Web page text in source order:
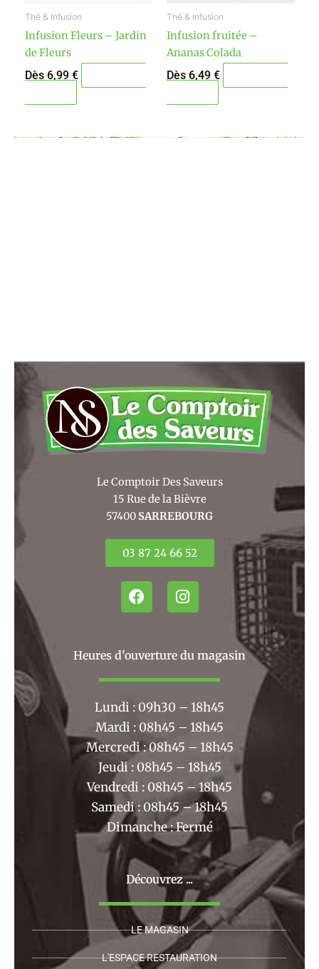
Thé & Infusion
Infusion Fleurs – Jardin
de Fleurs
Dès 6,99 €
être
choisies
la
page
du
Thé & Infusion
Infusion fruitée –
Ananas Colada
Dès 6,49 €
être
choisies
sur
la
page
du
Le Comptoir Des Saveurs
15 Rue de la Bièvre
57400 SARREBOURG
03 87 24 66 52
F
a
b
o
k
I
n
a
r
m
Heures d'ouverture du magasin
Lundi : 09h30 – 18h45
Mardi : 08h45 – 18h45
Mercredi : 08h45 – 18h45
Jeudi : 08h45 – 18h45
Vendredi : 08h45 – 18h45
Samedi : 08h45 – 18h45
Dimanche : Fermé
Découvrez ...
LE MAGASIN
L'ESPACE RESTAURATION